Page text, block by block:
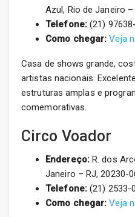
Azul, Rio de Janeiro
Telefone:(21)
Como chegar: Veja
Casa de shows grande,
artistas nacionais.
estruturas amplas e
comemorativas.
Circo Voador
Endereço:R. dos
Janeiro – RJ, 20230-
Telefone:(21) 2533-
Como chegar: Veja